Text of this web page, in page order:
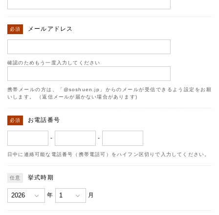
メールアドレス
確認のためもう一度入力してください
携帯メールの方は、「@soshuen.jp」からのメールが受信できるよう設定をお願
いします。 （返信メールが届かない場合があります)
お電話番号
- -
日中に連絡可能な電話番号（携帯電話可）をハイフン区切りで入力してください。
挙式時期
年 月